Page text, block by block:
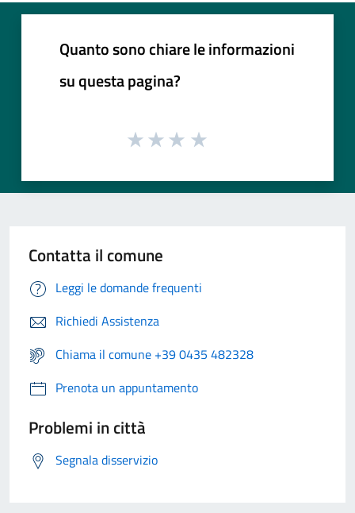
Quanto sono chiare le informazioni
su questa pagina?
Contatta il comune
Leggi le domande frequenti
Richiedi Assistenza
Chiama il comune +39 0435 482328
Prenota un appuntamento
Problemi in città
Segnala disservizio